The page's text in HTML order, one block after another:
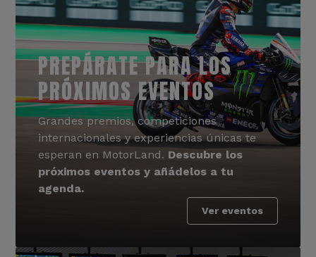
PREPÁRATE PARA LOS
PRÓXIMOS EVENTOS
Grandes premios, competiciones
internacionales y experiencias únicas te
esperan en MotorLand. Descubre los
próximos eventos y añádelos a tu
agenda.
Ver eventos